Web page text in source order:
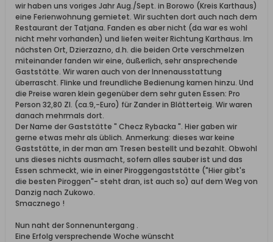
wir haben uns voriges Jahr Aug./Sept. in Borowo (Kreis Karthaus)
eine Ferienwohnung gemietet. Wir suchten dort auch nach dem
Restaurant der Tatjana. Fanden es aber nicht (da war es wohl
nicht mehr vorhanden) und liefen weiter Richtung Karthaus. Im
nächsten Ort, Dzierzazno, d.h. die beiden Orte verschmelzen
miteinander fanden wir eine, äußerlich, sehr ansprechende
Gaststätte. Wir waren auch von der Innenausstattung
überrascht. Flinke und freundliche Bedienung kamen hinzu. Und
die Preise waren klein gegenüber dem sehr guten Essen: Pro
Person 32,80 Zl. (ca.9,-Euro) für Zander in Blätterteig. Wir waren
danach mehrmals dort.
Der Name der Gaststätte " Checz Rybacka ". Hier gaben wir
gerne etwas mehr als üblich. Anmerkung: dieses war keine
Gaststätte, in der man am Tresen bestellt und bezahlt. Obwohl
uns dieses nichts ausmacht, sofern alles sauber ist und das
Essen schmeckt, wie in einer Piroggengaststätte ("Hier gibt's
die besten Piroggen"- steht dran, ist auch so) auf dem Weg von
Danzig nach Zukowo.
Smacznego !
Nun naht der Sonnenuntergang .
Eine Erfolg versprechende Woche wünscht